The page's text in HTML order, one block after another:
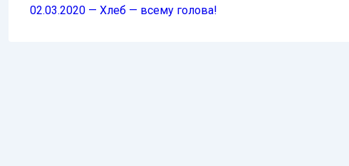
02.03.2020 — Хлеб — всему голова!